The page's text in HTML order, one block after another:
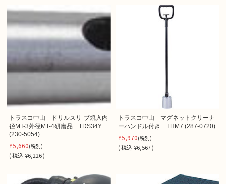
トラスコ中山 ドリルスリ-ブ焼入内
径MT-3外径MT-4研磨品 TDS34Y
(230-5054)
¥5,660(税別)
(税込¥6,226 )
トラスコ中山 マグネットクリーナ
ーハンドル付き THM7 (287-0720)
¥5,970(税別)
(税込 ¥6,567 )